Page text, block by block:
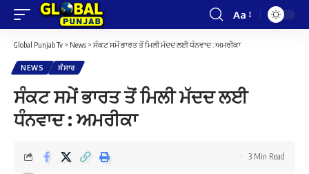
Font
Aa
Global Punjab Tv > News > ਸੰਕਟ ਸਮੇਂ ਭਾਰਤ ਤੋਂ ਮਿਲੀ ਮੱਦਦ ਲਈ ਧੰਨਵਾਦ : ਅਮਰੀਕਾ
NEWS ਸੰਸਾਰ
ਸੰਕਟ ਸਮੇਂ ਭਾਰਤ ਤੋਂ ਮਿਲੀ ਮੱਦਦ ਲਈ
ਧੰਨਵਾਦ : ਅਮਰੀਕਾ
3 Min Read